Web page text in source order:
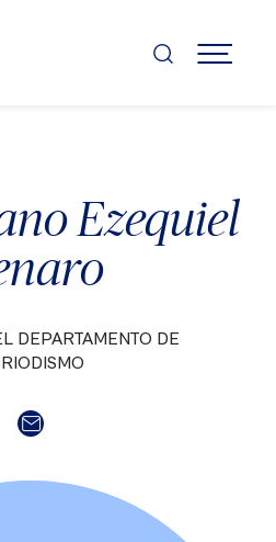
MENÚ
Ezequiel
DEPARTAMENTO DE